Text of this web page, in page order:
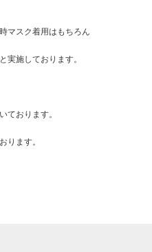
マスク着用はもちろん
実施しております。
ております。
ります。